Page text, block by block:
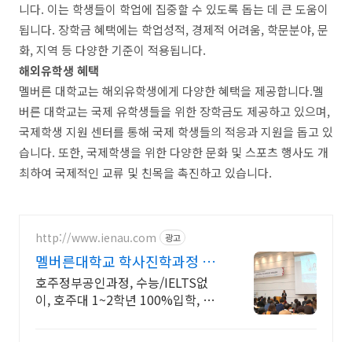
니다. 이는 학생들이 학업에 집중할 수 있도록 돕는 데 큰 도움이
됩니다. 장학금 혜택에는 학업성적, 경제적 어려움, 학문분야, 문
화, 지역 등 다양한 기준이 적용됩니다.
해외유학생 혜택
멜버른 대학교는 해외유학생에게 다양한 혜택을 제공합니다.멜
버른 대학교는 국제 유학생들을 위한 장학금도 제공하고 있으며,
국제학생 지원 센터를 통해 국제 학생들의 적응과 지원을 돕고 있
습니다. 또한, 국제학생을 위한 다양한 문화 및 스포츠 행사도 개
최하여 국제적인 교류 및 친목을 촉진하고 있습니다.
http://www.ienau.com 광고
멜버른대학교 학사진학과정 해
외대학과정1위 /국내과정
호주정부공인과정, 수능/IELTS없
이, 호주대 1~2학년 100%입학, 장